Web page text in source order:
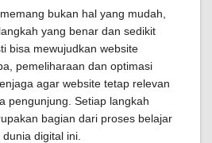
bukan hal yang mudah,
yang benar dan sedikit
bisa mewujudkan website
pemeliharaan dan optimasi
agar website tetap relevan
pengunjung. Setiap langkah
bagian dari proses belajar
digital ini.